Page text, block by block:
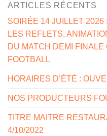
ARTICLES RÉCENTS
SOIRÉE 14 JUILLET
LES REFLETS,
DU MATCH DEMI
FOOTBALL
HORAIRES D’ÉTÉ :
NOS PRODUCTEURS
TITRE MAITRE
4/10/2022